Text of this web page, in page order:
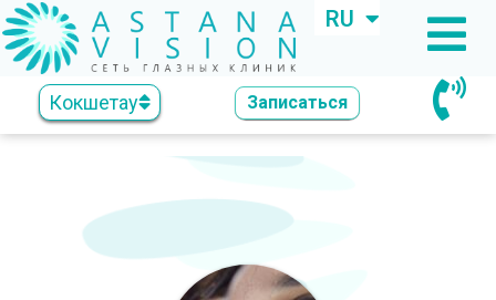
RU
KZ
Кокшетау Записаться